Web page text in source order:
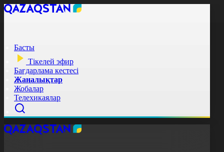
Басты
Тікелей эфир
Бағдарлама кестесі
Жаңалықтар
Жобалар
Телехикаялар